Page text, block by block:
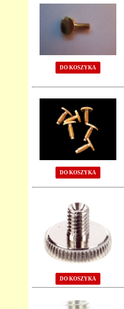
DO KOSZYKA
DO KOSZYKA
DO KOSZYKA